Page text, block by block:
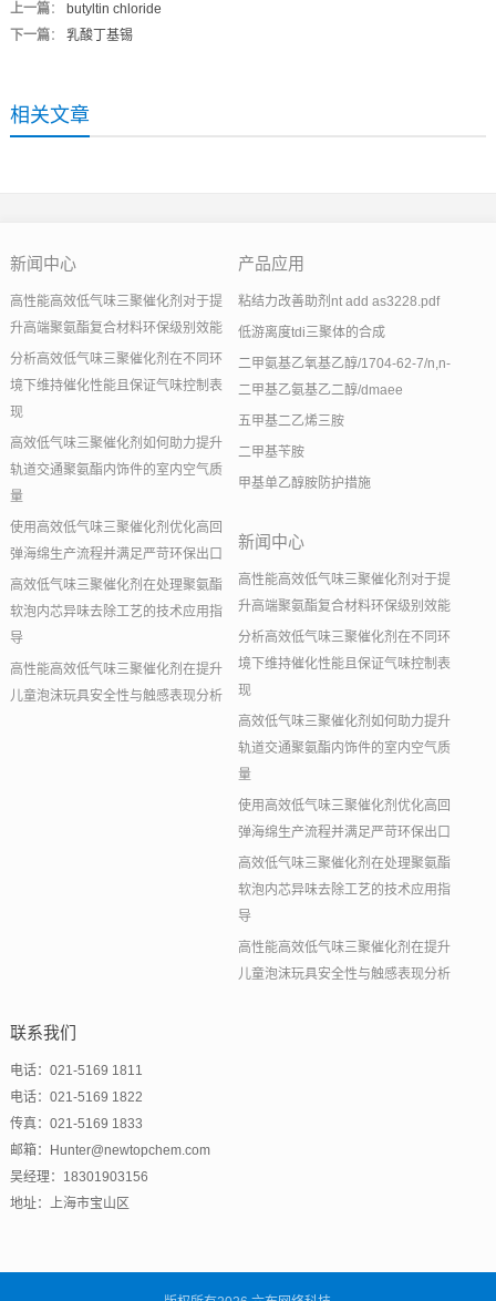
上一篇： butyltin chloride
下一篇： 乳酸丁基锡
相关文章
新闻中心
高性能高效低气味三聚催化剂对于提
升高端聚氨酯复合材料环保级别效能
分析高效低气味三聚催化剂在不同环
境下维持催化性能且保证气味控制表
现
高效低气味三聚催化剂如何助力提升
轨道交通聚氨酯内饰件的室内空气质
量
使用高效低气味三聚催化剂优化高回
弹海绵生产流程并满足严苛环保出口
高效低气味三聚催化剂在处理聚氨酯
软泡内芯异味去除工艺的技术应用指
导
高性能高效低气味三聚催化剂在提升
儿童泡沫玩具安全性与触感表现分析
产品应用
粘结力改善助剂nt add as3228.pdf
低游离度tdi三聚体的合成
二甲氨基乙氧基乙醇/1704-62-7/n,n-
二甲基乙氨基乙二醇/dmaee
五甲基二乙烯三胺
二甲基苄胺
甲基单乙醇胺防护措施
新闻中心
高性能高效低气味三聚催化剂对于提
升高端聚氨酯复合材料环保级别效能
分析高效低气味三聚催化剂在不同环
境下维持催化性能且保证气味控制表
现
高效低气味三聚催化剂如何助力提升
轨道交通聚氨酯内饰件的室内空气质
量
使用高效低气味三聚催化剂优化高回
弹海绵生产流程并满足严苛环保出口
高效低气味三聚催化剂在处理聚氨酯
软泡内芯异味去除工艺的技术应用指
导
高性能高效低气味三聚催化剂在提升
儿童泡沫玩具安全性与触感表现分析
联系我们
电话：021-5169 1811
电话：021-5169 1822
传真：021-5169 1833
邮箱：Hunter@newtopchem.com
吴经理：18301903156
地址：上海市宝山区